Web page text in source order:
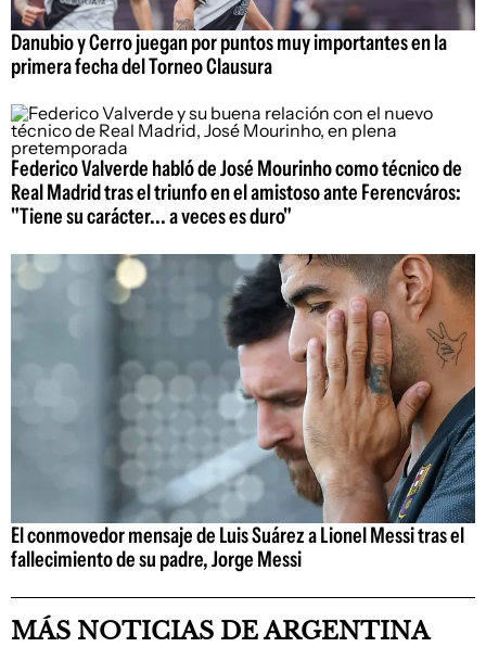
Danubio y Cerro juegan por puntos muy importantes en la
primera fecha del Torneo Clausura
Federico Valverde habló de José Mourinho como técnico de
Real Madrid tras el triunfo en el amistoso ante Ferencváros:
"Tiene su carácter... a veces es duro"
El conmovedor mensaje de Luis Suárez a Lionel Messi tras el
fallecimiento de su padre, Jorge Messi
MÁS NOTICIAS DE ARGENTINA